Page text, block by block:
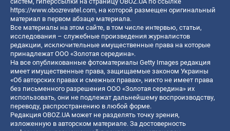
https://www.obozrevatel.com, на которой размещен оригинальный
материал в первом абзаце материала.
Все материалы на этом сайте, в том числе интервью, статьи,
исследования – служебные произведения журналистов
редакции, исключительные имущественные права на которые
принадлежат ООО «Золотая середина».
На все опубликованные фотоматериалы Getty Images редакция
имеет имущественные права, защищаемые законом Украины
«Об авторских правах и смежных правах», никто не имеет права
без письменного разрешения ООО «Золотая середина» их
использовать, они не подлежат дальнейшему воспроизводству,
переводу, распространению в любой форме.
Редакция OBOZ.UA может не разделять точку зрения,
изложенную в авторском материале. За достоверность